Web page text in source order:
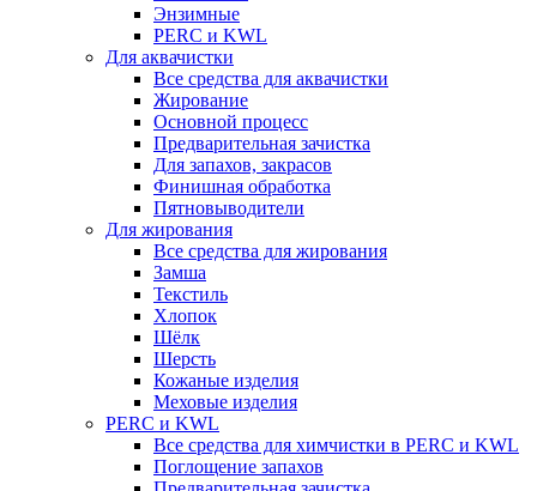
Энзимные
PERC и KWL
Для аквачистки
Все средства для аквачистки
Жирование
Основной процесс
Предварительная зачистка
Для запахов, закрасов
Финишная обработка
Пятновыводители
Для жирования
Все средства для жирования
Замша
Текстиль
Хлопок
Шёлк
Шерсть
Кожаные изделия
Меховые изделия
PERC и KWL
Все средства для химчистки в PERC и KWL
Поглощение запахов